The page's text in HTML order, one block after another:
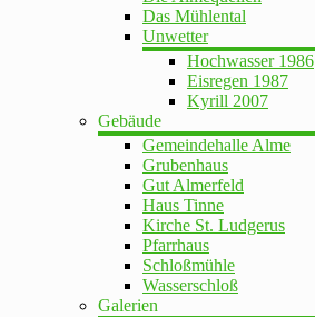
Das Mühlental
Unwetter
Hochwasser 1986
Eisregen 1987
Kyrill 2007
Gebäude
Gemeindehalle Alme
Grubenhaus
Gut Almerfeld
Haus Tinne
Kirche St. Ludgerus
Pfarrhaus
Schloßmühle
Wasserschloß
Galerien